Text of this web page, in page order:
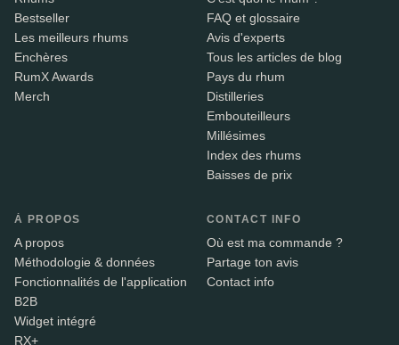
Bestseller
Les meilleurs rhums
Enchères
RumX Awards
Merch
FAQ et glossaire
Avis d'experts
Tous les articles de blog
Pays du rhum
Distilleries
Embouteilleurs
Millésimes
Index des rhums
Baisses de prix
À PROPOS
A propos
Méthodologie & données
Fonctionnalités de l'application
B2B
Widget intégré
RX+
CONTACT INFO
Où est ma commande ?
Partage ton avis
Contact info